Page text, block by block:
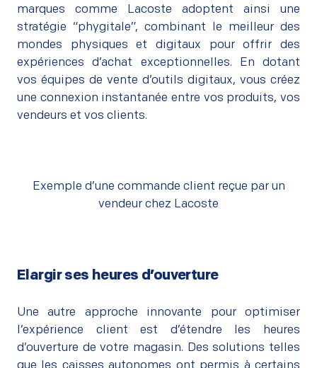
marques comme Lacoste adoptent ainsi une
stratégie “phygitale”, combinant le meilleur des
mondes physiques et digitaux pour offrir des
expériences d’achat exceptionnelles. En dotant
vos équipes de vente d’outils digitaux, vous créez
une connexion instantanée entre vos produits, vos
vendeurs et vos clients.
Exemple d’une commande client reçue par un
vendeur chez Lacoste
Elargir ses heures d’ouverture
Une autre approche innovante pour optimiser
l’expérience client est d’étendre les heures
d’ouverture de votre magasin. Des solutions telles
que les caisses autonomes ont permis à certains